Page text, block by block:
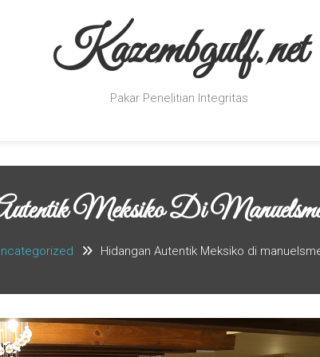
Kazembgulf.net
Pakar Penelitian Integritas
Meksiko Di
Hidangan Autentik Meksiko di